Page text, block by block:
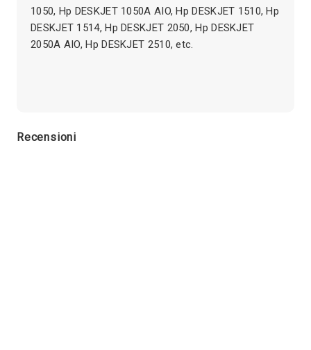
1050, Hp DESKJET 1050A AIO, Hp DESKJET 1510, Hp
DESKJET 1514, Hp DESKJET 2050, Hp DESKJET
2050A AIO, Hp DESKJET 2510, etc.
Recensioni